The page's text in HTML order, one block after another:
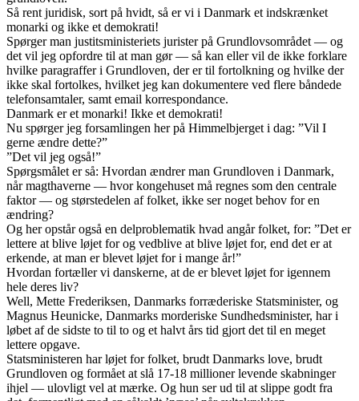
Så rent juridisk, sort på hvidt, så er vi i Danmark et indskrænket
monarki og ikke et demokrati!
Spørger man justitsministeriets jurister på Grundlovsområdet — og
det vil jeg opfordre til at man gør — så kan eller vil de ikke forklare
hvilke paragraffer i Grundloven, der er til fortolkning og hvilke der
ikke skal fortolkes, hvilket jeg kan dokumentere ved flere båndede
telefonsamtaler, samt email korrespondance.
Danmark er et monarki! Ikke et demokrati!
Nu spørger jeg forsamlingen her på Himmelbjerget i dag: ”Vil I
gerne ændre dette?”
”Det vil jeg også!”
Spørgsmålet er så: Hvordan ændrer man Grundloven i Danmark,
når magthaverne — hvor kongehuset må regnes som den centrale
faktor — og størstedelen af folket, ikke ser noget behov for en
ændring?
Og her opstår også en delproblematik hvad angår folket, for: ”Det er
lettere at blive løjet for og vedblive at blive løjet for, end det er at
erkende, at man er blevet løjet for i mange år!”
Hvordan fortæller vi danskerne, at de er blevet løjet for igennem
hele deres liv?
Well, Mette Frederiksen, Danmarks forræderiske Statsminister, og
Magnus Heunicke, Danmarks morderiske Sundhedsminister, har i
løbet af de sidste to til to og et halvt års tid gjort det til en meget
lettere opgave.
Statsministeren har løjet for folket, brudt Danmarks love, brudt
Grundloven og formået at slå 17-18 millioner levende skabninger
ihjel — ulovligt vel at mærke. Og hun ser ud til at slippe godt fra